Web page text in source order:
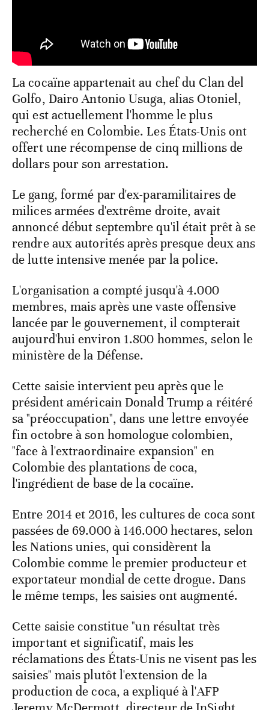
La cocaïne appartenait au chef du Clan del
Golfo, Dairo Antonio Usuga, alias Otoniel,
qui est actuellement l'homme le plus
recherché en Colombie. Les États-Unis ont
offert une récompense de cinq millions de
dollars pour son arrestation.
Le gang, formé par d'ex-paramilitaires de
milices armées d'extrême droite, avait
annoncé début septembre qu'il était prêt à se
rendre aux autorités après presque deux ans
de lutte intensive menée par la police.
L'organisation a compté jusqu'à 4.000
membres, mais après une vaste offensive
lancée par le gouvernement, il compterait
aujourd'hui environ 1.800 hommes, selon le
ministère de la Défense.
Cette saisie intervient peu après que le
président américain Donald Trump a réitéré
sa "préoccupation", dans une lettre envoyée
fin octobre à son homologue colombien,
"face à l'extraordinaire expansion" en
Colombie des plantations de coca,
l'ingrédient de base de la cocaïne.
Entre 2014 et 2016, les cultures de coca sont
passées de 69.000 à 146.000 hectares, selon
les Nations unies, qui considèrent la
Colombie comme le premier producteur et
exportateur mondial de cette drogue. Dans
le même temps, les saisies ont augmenté.
Cette saisie constitue "un résultat très
important et significatif, mais les
réclamations des États-Unis ne visent pas les
saisies" mais plutôt l'extension de la
production de coca, a expliqué à l'AFP